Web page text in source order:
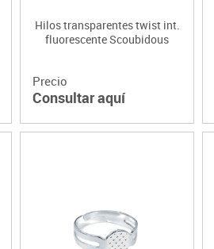
Hilos transparentes twist int.
fluorescente Scoubidous
Precio
Consultar aquí